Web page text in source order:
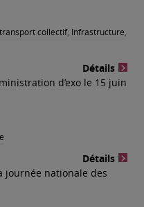
collectif, Infrastructure,
Détails
d’exo le 15 juin
Détails
journée nationale des